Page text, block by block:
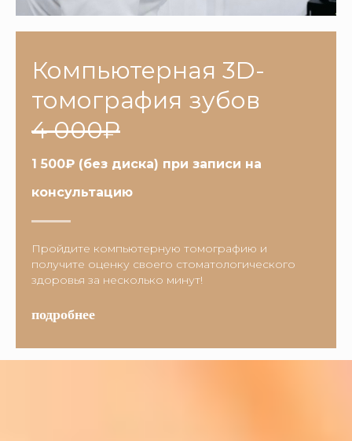
Компьютерная 3D-
томография зубов
4 000₽
1 500₽ (без диска) при записи на
консультацию
Пройдите компьютерную томографию и
получите оценку своего стоматологического
здоровья за несколько минут!
подробнее